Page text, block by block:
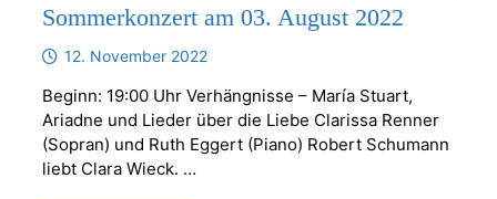
Sommerkonzert am 03. August 2022
12. November 2022
Beginn: 19:00 Uhr Verhängnisse – María Stuart,
Ariadne und Lieder über die Liebe Clarissa Renner
(Sopran) und Ruth Eggert (Piano) Robert Schumann
liebt Clara Wieck. …